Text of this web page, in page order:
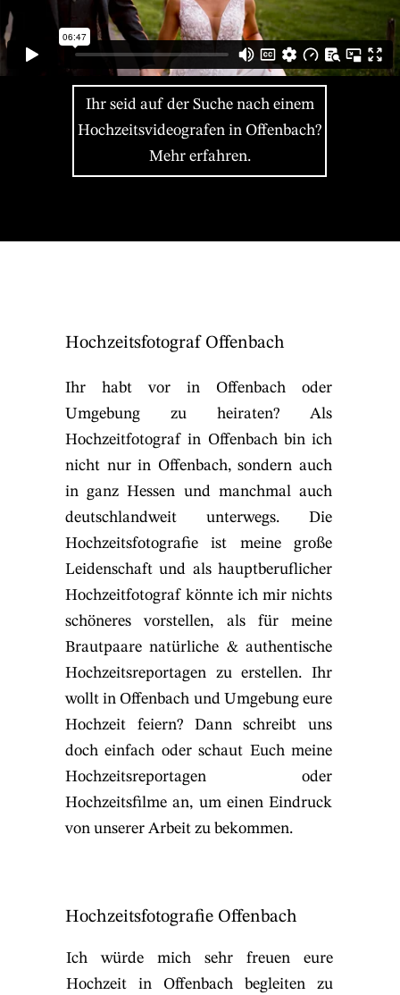
Ihr seid auf der Suche nach einem
Hochzeitsvideografen in Offenbach?
Mehr erfahren.
Ihr habt vor in Offenbach oder
Umgebung zu heiraten? Als
Hochzeitfotograf in Offenbach bin ich
nicht nur in Offenbach, sondern auch
in ganz Hessen und manchmal auch
deutschlandweit unterwegs. Die
Hochzeitsfotografie ist meine große
Leidenschaft und als hauptberuflicher
Hochzeitfotograf könnte ich mir nichts
schöneres vorstellen, als für meine
Brautpaare natürliche & authentische
Hochzeitsreportagen zu erstellen. Ihr
wollt in Offenbach und Umgebung eure
Hochzeit feiern? Dann schreibt uns
doch einfach oder schaut Euch meine
Hochzeitsreportagen oder
Hochzeitsfilme an, um einen Eindruck
von unserer Arbeit zu bekommen.
Hochzeitsfotograf Offenbach
Hochzeitsfotografie Offenbach
Ich würde mich sehr freuen eure
Hochzeit in Offenbach begleiten zu